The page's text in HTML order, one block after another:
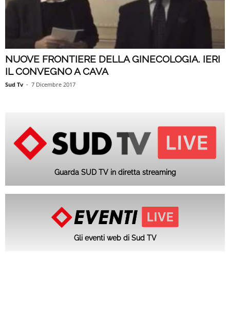
NUOVE FRONTIERE DELLA GINECOLOGIA. IERI
IL CONVEGNO A CAVA
Sud Tv - 7 Dicembre 2017
Guarda SUD TV in diretta streaming
Gli eventi web di Sud TV